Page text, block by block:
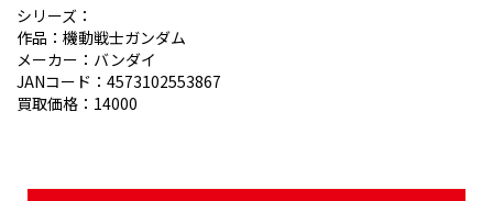
DELIVERY PURCHASE
買取お申し込み
ASSESSMENT
シリーズ：
作品：機動戦士ガンダム
メーカー：バンダイ
JANコード：4573102553867
買取価格：14000